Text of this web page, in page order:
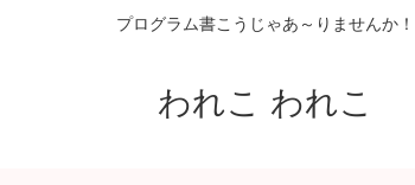
プログラム書こうじゃあ～りませんか！
われこ われこ